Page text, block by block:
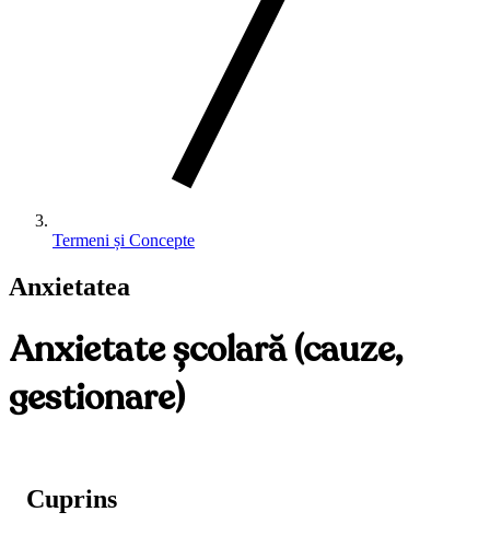
Termeni și Concepte
Anxietatea
Anxietate școlară (cauze,
gestionare)
Cuprins